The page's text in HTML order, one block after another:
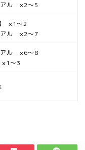
アル ×2～5
×1～2
アル ×2～7
アル ×6～8
～3